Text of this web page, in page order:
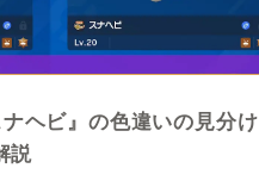
ヘビ』の色違いの見分け
説